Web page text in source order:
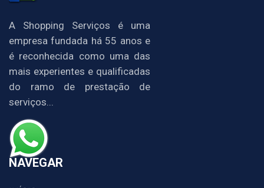
A Shopping Serviços é uma
empresa fundada há 55 anos e
é reconhecida como uma das
mais experientes e qualificadas
do ramo de prestação de
serviços...
NAVEGAR